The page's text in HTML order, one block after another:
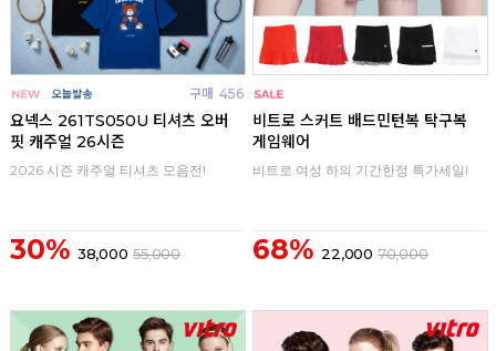
구매 456
요넥스 261TS050U 티셔츠 오버
핏 캐주얼 26시즌
2026 시즌 캐주얼 티셔츠 모음전!
30% 38,000 55,000
비트로 스커트 배드민턴복 탁구복
게임웨어
비트로 여성 하의 기간한정 특가세일!
68% 22,000 70,000